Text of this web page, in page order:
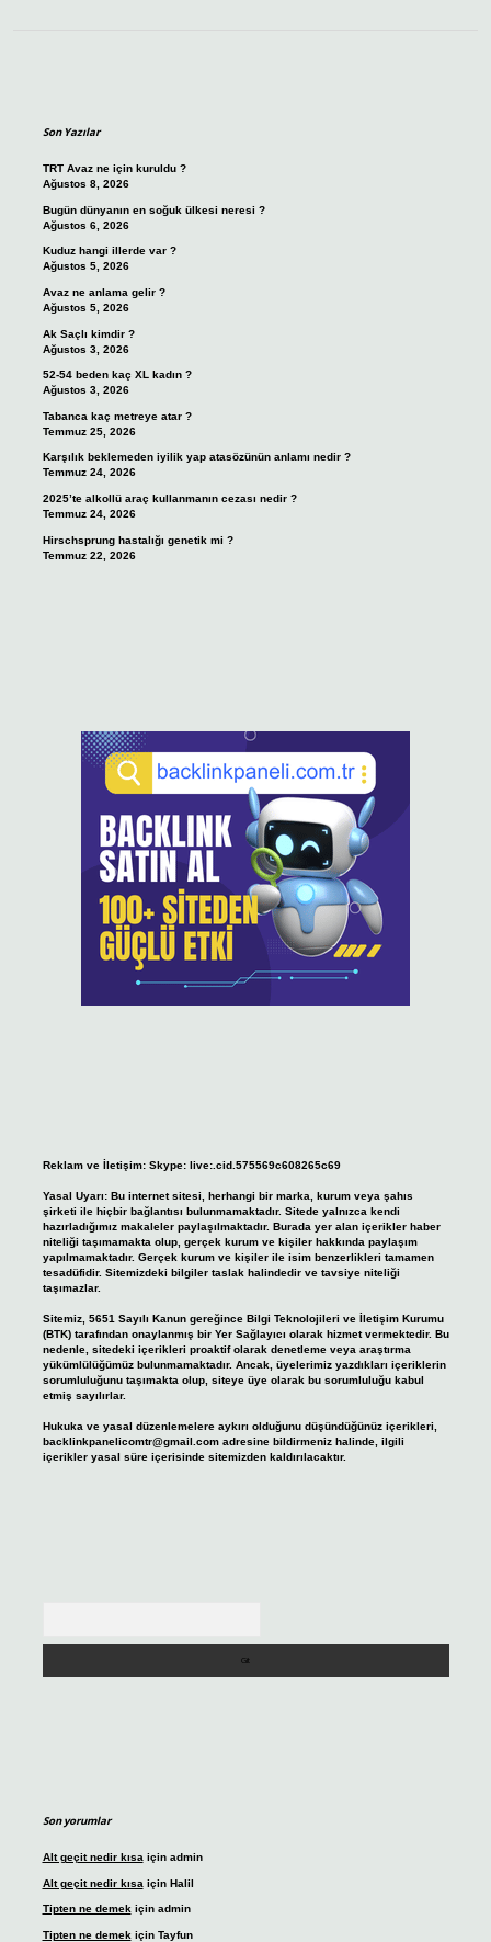
Son Yazılar
TRT Avaz ne için kuruldu ?
Ağustos 8, 2026
Bugün dünyanın en soğuk ülkesi neresi ?
Ağustos 6, 2026
Kuduz hangi illerde var ?
Ağustos 5, 2026
Avaz ne anlama gelir ?
Ağustos 5, 2026
Ak Saçlı kimdir ?
Ağustos 3, 2026
52-54 beden kaç XL kadın ?
Ağustos 3, 2026
Tabanca kaç metreye atar ?
Temmuz 25, 2026
Karşılık beklemeden iyilik yap atasözünün anlamı nedir ?
Temmuz 24, 2026
2025’te alkollü araç kullanmanın cezası nedir ?
Temmuz 24, 2026
Hirschsprung hastalığı genetik mi ?
Temmuz 22, 2026
Reklam ve İletişim: Skype: live:.cid.575569c608265c69
Yasal Uyarı: Bu internet sitesi, herhangi bir marka, kurum veya şahıs
şirketi ile hiçbir bağlantısı bulunmamaktadır. Sitede yalnızca kendi
hazırladığımız makaleler paylaşılmaktadır. Burada yer alan içerikler haber
niteliği taşımamakta olup, gerçek kurum ve kişiler hakkında paylaşım
yapılmamaktadır. Gerçek kurum ve kişiler ile isim benzerlikleri tamamen
tesadüfidir. Sitemizdeki bilgiler taslak halindedir ve tavsiye niteliği
taşımazlar.
Sitemiz, 5651 Sayılı Kanun gereğince Bilgi Teknolojileri ve İletişim Kurumu
(BTK) tarafından onaylanmış bir Yer Sağlayıcı olarak hizmet vermektedir. Bu
nedenle, sitedeki içerikleri proaktif olarak denetleme veya araştırma
yükümlülüğümüz bulunmamaktadır. Ancak, üyelerimiz yazdıkları içeriklerin
sorumluluğunu taşımakta olup, siteye üye olarak bu sorumluluğu kabul
etmiş sayılırlar.
Hukuka ve yasal düzenlemelere aykırı olduğunu düşündüğünüz içerikleri,
backlinkpanelicomtr@gmail.comadresine bildirmeniz halinde, ilgili
içerikler yasal süre içerisinde sitemizden kaldırılacaktır.
Son yorumlar
Alt geçit nedir kısa için admin
Alt geçit nedir kısa için Halil
Tipten ne demekiçin admin
Tipten ne demek için Tayfun